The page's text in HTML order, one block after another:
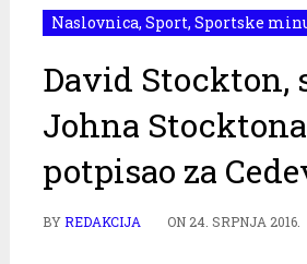
Naslovnica, Sport, Sportske
David Stockton,
Johna Stocktona
potpisao za
BYREDAKCIJA ON24. SRPNJA 2016.